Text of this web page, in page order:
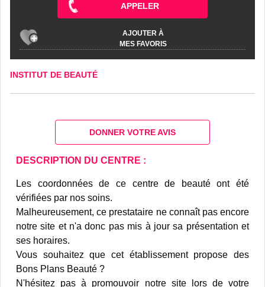
APPELER
AJOUTER À
MES FAVORIS
INSTITUT DE BEAUTÉ
DONNER VOTRE AVIS
DESCRIPTION DU CENTRE :
Les coordonnées de ce centre de beauté ont été
vérifiées par nos soins.
Malheureusement, ce prestataire ne connaît pas encore
notre site et n'a donc pas mis à jour sa présentation et
ses horaires.
Vous souhaitez que cet établissement propose des
Bons Plans Beauté ?
N'hésitez pas à promouvoir notre site lors de votre